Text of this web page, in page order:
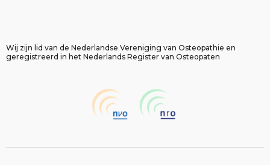
Wij zijn lid van de Nederlandse Vereniging van Osteopathie en
geregistreerd in het Nederlands Register van Osteopaten